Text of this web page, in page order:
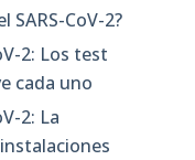
SARS-CoV-2?
2: Los test
cada uno
2: La